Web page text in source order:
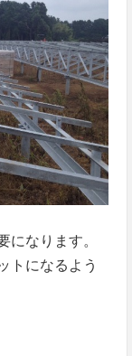
なります。
トになるよう